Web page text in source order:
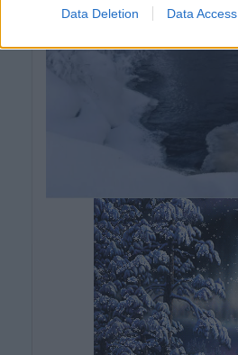
Data Deletion Data Access